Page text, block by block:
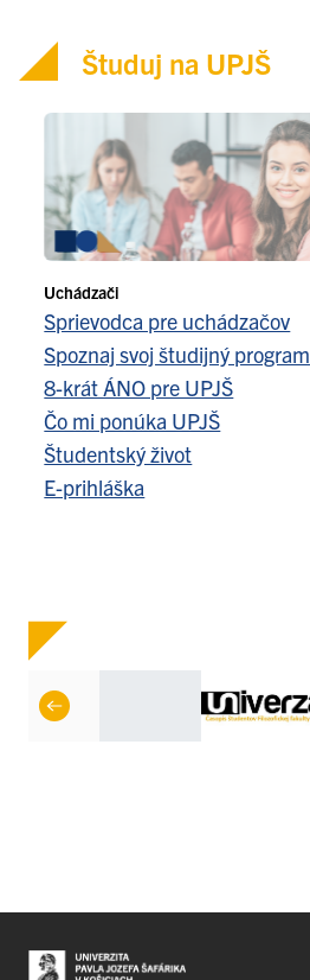
Študuj na UPJŠ
Uchádzači
Sprievodca pre uchádzačov
Spoznaj svoj študijný program
8-krát ÁNO pre UPJŠ
Čo mi ponúka UPJŠ
Študentský život
E-prihláška